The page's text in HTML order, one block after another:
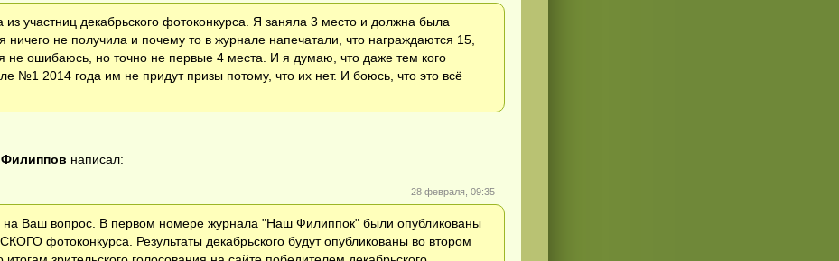
из участниц декабрьского фотоконкурса. Я заняла 3 место и должна была
ничего не получила и почему то в журнале напечатали, что награждаются 15,
не ошибаюсь, но точно не первые 4 места. И я думаю, что даже тем кого
№1 2014 года им не придут призы потому, что их нет. И боюсь, что это всё
написал:
28 февраля, 09:35
на Ваш вопрос. В первом номере журнала "Наш Филиппок" были опубликованы
фотоконкурса. Результаты декабрьского будут опубликованы во втором